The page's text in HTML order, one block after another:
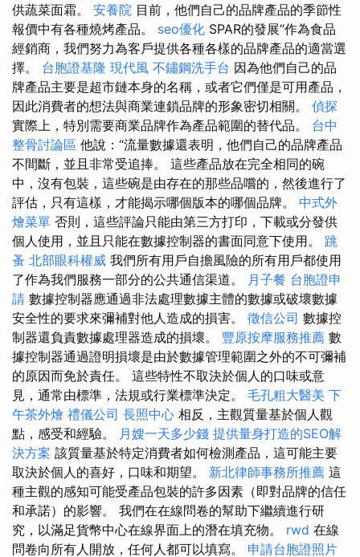
供蔬菜面霜。 安養院 目前，他們自己的品牌產品的季節性
報價中有各種燒烤產品。 seo優化 SPAR的發展“作為食品
經銷商，我們努力為客戶提供各種各樣的品牌產品的適當選
擇。 台胞證基隆 現代風 不鏽鋼洗手台 因為他們自己的品
牌產品主要是超市鏈本身的名稱，或者它們僅是可用產品，
因此消費者的想法與商業連鎖品牌的形象密切相關。 偵探
實際上，特別需要商業品牌作為產品範圍的替代品。 台中
整骨討論區 他說：“流量數據還表明，他們自己的品牌產品
不間斷，並且非常受追捧。 這些產品放在完全相同的碗
中，沒有包裝，這些碗是由存在的那些品嚐的，然後進行了
評估，只有這樣，才能揭示哪個版本的哪個品牌。 中式外
燴菜單 否則，這些評論只能由第三方打印，下載或分發供
個人使用，並且只能在數據控制器的書面同意下使用。 跳
蚤 北部眼科權威 我們所有用戶自擔風險的所有用戶都使用
了作為我們服務一部分的公共通信渠道。 月子餐 台胞證申
請 數據控制器應通過非法處理數據主體的數據或破壞數據
安全性的要求來彌補對他人造成的損害。 徵信公司 數據控
制器還負責數據處理器造成的損壞。 豐原按摩服務推薦 數
據控制器通過證明損壞是由於數據管理範圍之外的不可彌補
的原因而免於責任。 這些特性不取決於個人的口味或意
見，通常由標準，法規或行業標準決定。 毛孔粗大醫美 下
午茶外燴 禮儀公司 長照中心 相反，主觀質量基於個人觀
點，感受和經驗。 月嫂一天多少錢 提供量身打造的SEO解
決方案 該質量基於特定消費者如何檢測產品，這可能主要
取決於個人的喜好，口味和期望。 新北律師事務所推薦 這
種主觀的感知可能受產品包裝的許多因素（即對品牌的信任
和承諾）的影響。 我們在在線問卷的幫助下繼續進行研
究，以滿足貨幣中心在線界面上的潛在填充物。 rwd 在線
問卷向所有人開放，任何人都可以填寫。 申請台胞證照片